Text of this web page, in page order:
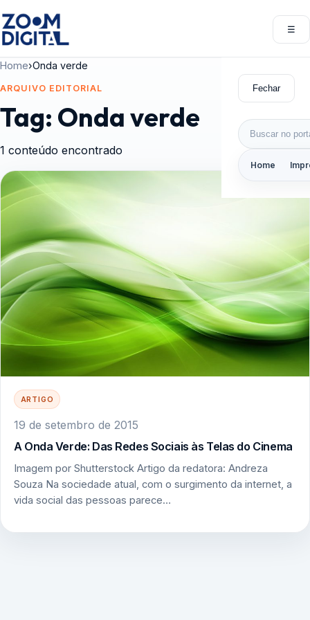
☰
Fechar
Buscar por:
Home
Home›Onda verde
ARQUIVO EDITORIAL
Tag: Onda verde
1 conteúdo encontrado
ARTIGO
19 de setembro de 2015
A Onda Verde: Das Redes Sociais às Telas do Cinema
Imagem por Shutterstock Artigo da redatora: Andreza
Souza Na sociedade atual, com o surgimento da internet, a
vida social das pessoas parece…